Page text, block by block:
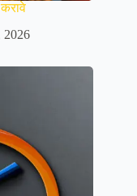
2026